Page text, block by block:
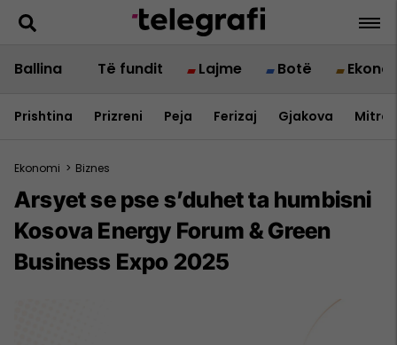
Ballina Të fundit Lajme Botë
Prishtina Prizreni Peja Ferizaj Gjakova
Ekonomi > Biznes
Arsyet se pse s’duhet ta humbisni
Kosova Energy Forum & Green
Business Expo 2025